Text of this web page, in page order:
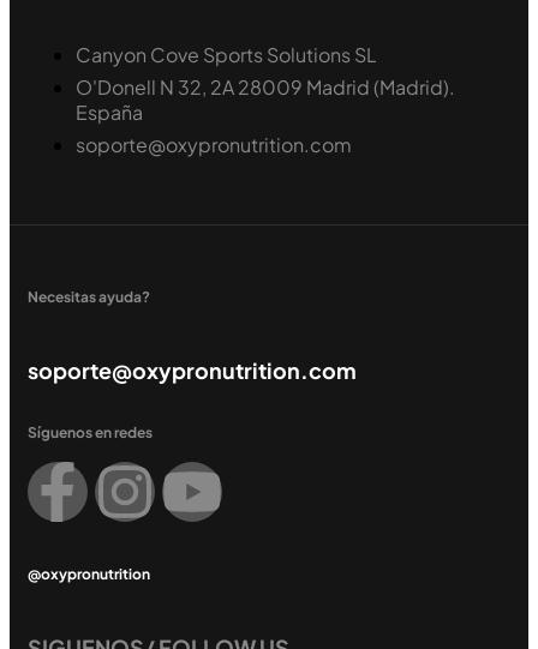
Canyon Cove Sports Solutions SL
O'Donell N 32, 2A 28009 Madrid (Madrid).
España
soporte@oxypronutrition.com
Necesitas ayuda?
soporte@oxypronutrition.com
Síguenos en redes
@oxypronutrition